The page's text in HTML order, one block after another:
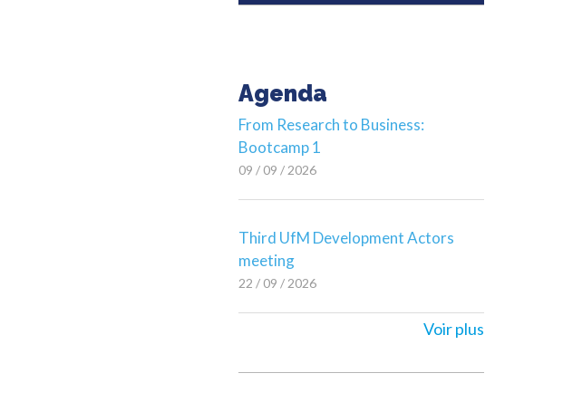
Agenda
From Research to Business:
Bootcamp 1
09 / 09 / 2026
Third UfM Development Actors
meeting
22 / 09 / 2026
Voir plus